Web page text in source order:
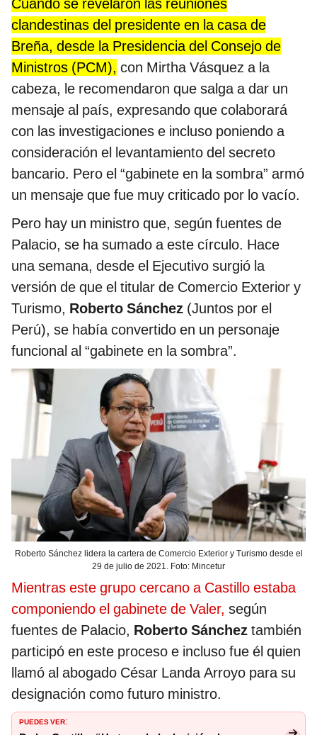
clandestinas del presidente en la casa de
Breña, desde la Presidencia del Consejo de
Ministros (PCM), con Mirtha Vásquez a la
cabeza, le recomendaron que salga a dar un
mensaje al país, expresando que colaborará
con las investigaciones e incluso poniendo a
consideración el levantamiento del secreto
bancario. Pero el “gabinete en la sombra” armó
un mensaje que fue muy criticado por lo vacío.
Pero hay un ministro que, según fuentes de
Palacio, se ha sumado a este círculo. Hace
una semana, desde el Ejecutivo surgió la
versión de que el titular de Comercio Exterior y
Turismo, Roberto Sánchez (Juntos por el
Perú), se había convertido en un personaje
funcional al “gabinete en la sombra”.
Roberto Sánchez lidera la cartera de Comercio Exterior y Turismo desde el
29 de julio de 2021. Foto: Mincetur
Mientras este grupo cercano a Castillo estaba
componiendo el gabinete de Valer, según
fuentes de Palacio, Roberto Sánchez también
participó en este proceso e incluso fue él quien
llamó al abogado César Landa Arroyo para su
designación como futuro ministro.
PUEDES VER: